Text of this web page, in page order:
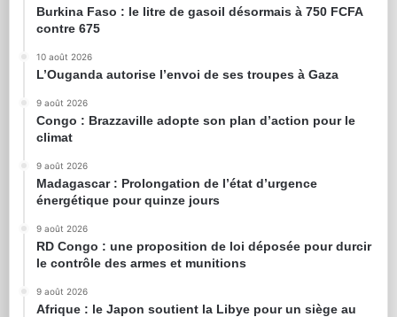
Burkina Faso : le litre de gasoil désormais à 750 FCFA
contre 675
10 août 2026
L’Ouganda autorise l’envoi de ses troupes à Gaza
9 août 2026
Congo : Brazzaville adopte son plan d’action pour le
climat
9 août 2026
Madagascar : Prolongation de l’état d’urgence
énergétique pour quinze jours
9 août 2026
RD Congo : une proposition de loi déposée pour durcir
le contrôle des armes et munitions
9 août 2026
Afrique : le Japon soutient la Libye pour un siège au